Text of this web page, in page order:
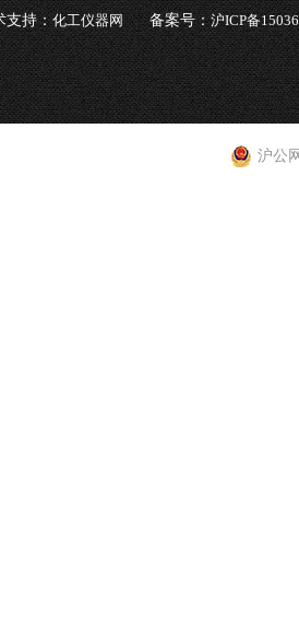
支持：化工仪器网 备案号：沪ICP备
沪公